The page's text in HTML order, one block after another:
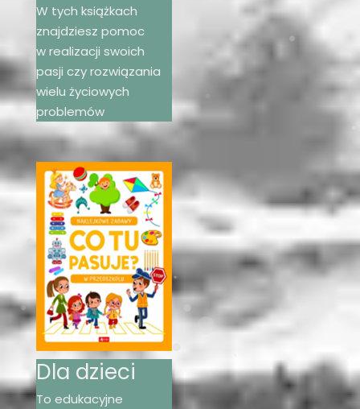
W tych książkach
znajdziesz pomoc
w realizacji swoich
pasji czy rozwiązania
wielu życiowych
problemów
Dla dzieci
To edukacyjne